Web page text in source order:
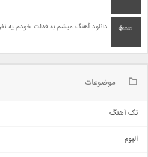
دانلود آهنگ میشم به فدات خودم یه
موضوعات
تک آهنگ
البوم